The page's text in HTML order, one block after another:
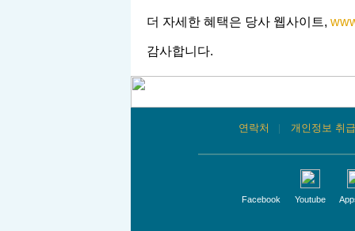
더 자세한 혜택은 당사 웹사이트,
감사합니다.
연락처 | 개인정보 취
Facebook Youtube